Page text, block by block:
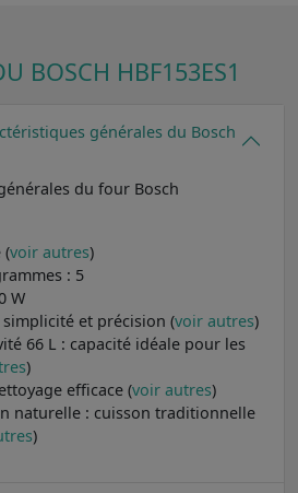
BOSCH HBF153ES1
générales du Bosch
du four Bosch
(voir autres)
: 5
W
et précision (voir autres)
66 L : capacité idéale pour les
)
efficace (voir autres)
naturelle : cuisson traditionnelle
)